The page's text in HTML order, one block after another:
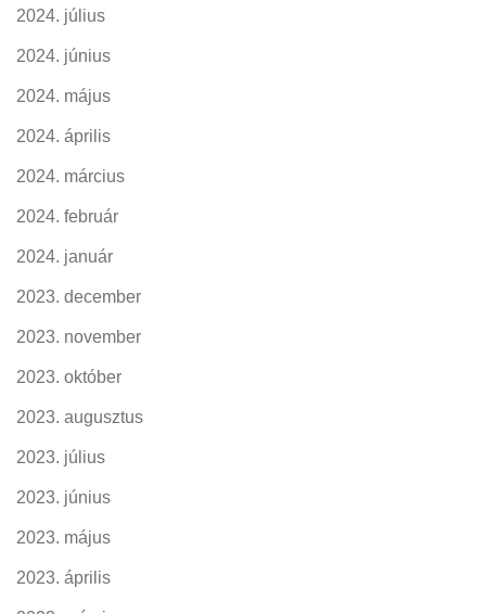
2024. július
2024. június
2024. május
2024. április
2024. március
2024. február
2024. január
2023. december
2023. november
2023. október
2023. augusztus
2023. július
2023. június
2023. május
2023. április